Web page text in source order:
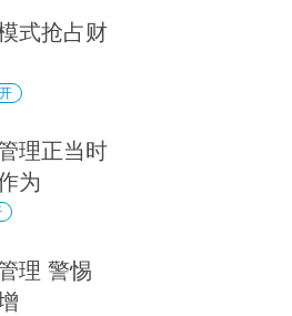
式抢占财
理正当时
为
理 警惕